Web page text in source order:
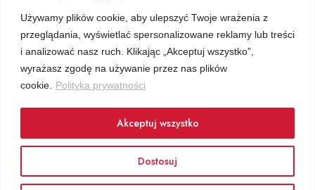
Używamy plików cookie, aby ulepszyć Twoje wrażenia z
przeglądania, wyświetlać spersonalizowane reklamy lub treści
i analizować nasz ruch. Klikając „Akceptuj wszystko”,
wyrażasz zgodę na używanie przez nas plików
cookie.
Polityka prywatności
Dostosuj
Akceptuj wszystko
Zarząd Zasobów Mieszkaniowych MSWiA,
00-725 Warszawa ul. Chełmska 8A
e-mail:zzm@zzm.mswia.gov.pl